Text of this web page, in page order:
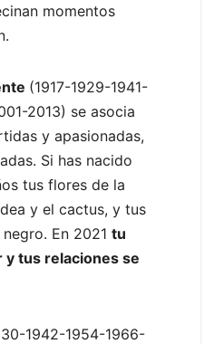
momentos
(1917-1929-1941-
2013) se asocia
y apasionadas,
Si has nacido
tus flores de la
y el cactus, y tus
En 2021 tu
y tus relaciones se
1942-1954-1966-